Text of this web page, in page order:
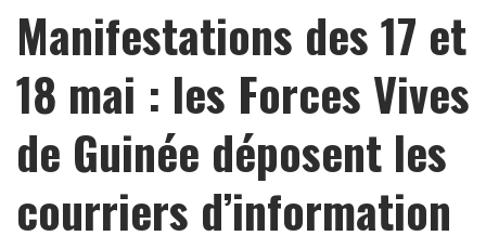
Manifestations des 17 et
18 mai : les Forces Vives
de Guinée déposent les
courriers d’information